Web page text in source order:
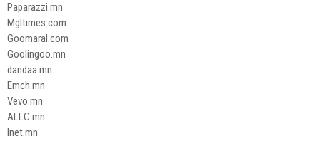
Paparazzi.mn
Mgltimes.com
Goomaral.com
Goolingoo.mn
dandaa.mn
Emch.mn
Vevo.mn
ALLC.mn
Inet.mn